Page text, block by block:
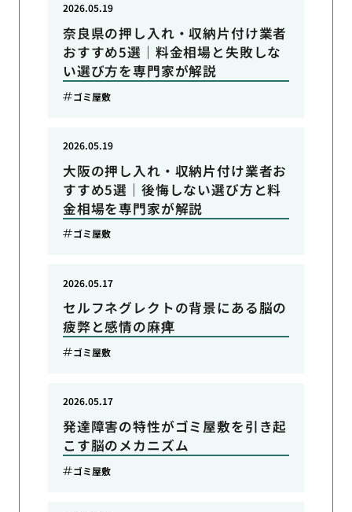
奈良県の押し入れ・収納片付け業者
おすすめ5選｜料金相場と失敗しな
い選び方を専門家が解説
2026.05.19
ゴミ屋敷
大阪の押し入れ・収納片付け業者お
すすめ5選｜後悔しない選び方と料
金相場を専門家が解説
2026.05.19
ゴミ屋敷
セルフネグレクトの背景にある脳の
疲弊と感情の麻痺
2026.05.17
ゴミ屋敷
発達障害の特性がゴミ屋敷を引き起
こす脳のメカニズム
2026.05.17
ゴミ屋敷